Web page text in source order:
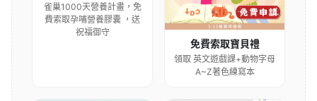
雀巢1000天營養計畫，免
費索取孕哺營養膠囊 ，送
祝福御守
免費索取寶貝禮
領取 英文遊戲課+動物字母
A~Z著色練寫本